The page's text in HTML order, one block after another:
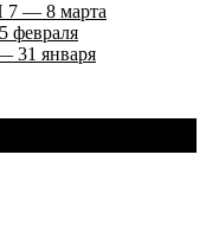
— 8 марта
января